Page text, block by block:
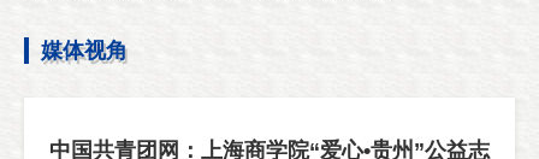
媒体视角
中国共青团网：上海商学院“爱心•贵州”公益志